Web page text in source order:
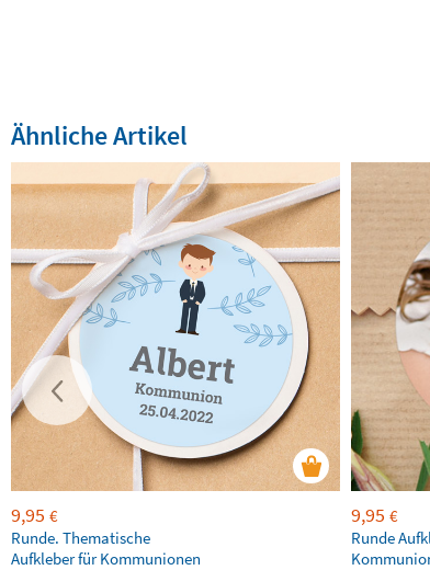
Ähnliche Artikel
9,95 €
Runde. Thematische
Aufkleber für Kommunionen
9,95 €
Runde